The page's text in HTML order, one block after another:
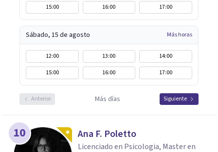
15:00
16:00 17:00
Sábado, 15 de agosto Más horas
12:00 13:00
14:00
15:00
16:00 17:00
Anterior Más días Siguiente
10 Ana F. Poletto
Licenciado en Psicologia, Master en